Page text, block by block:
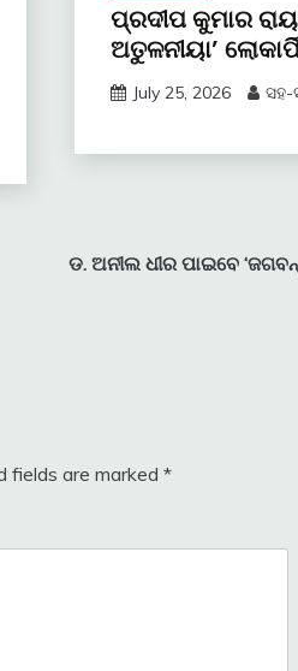
ପ୍ରଦୀପ କୁମାର
ଅତୁଳନୀୟା’
July 25, 2026 ସହ-
ଡ. ଅନୀଲ ଧୀର ପାଇବେ
fields are marked *